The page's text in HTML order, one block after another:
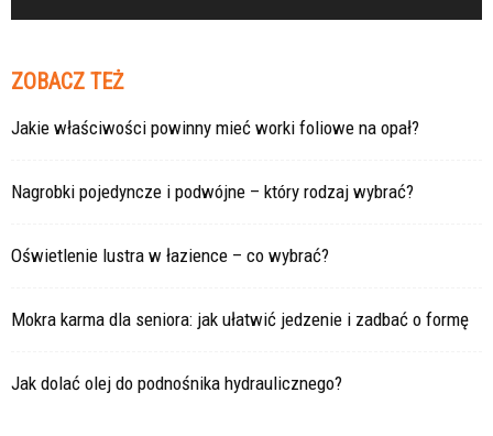
ZOBACZ TEŻ
Jakie właściwości powinny mieć worki foliowe na opał?
Nagrobki pojedyncze i podwójne – który rodzaj wybrać?
Oświetlenie lustra w łazience – co wybrać?
Mokra karma dla seniora: jak ułatwić jedzenie i zadbać o formę
Jak dolać olej do podnośnika hydraulicznego?